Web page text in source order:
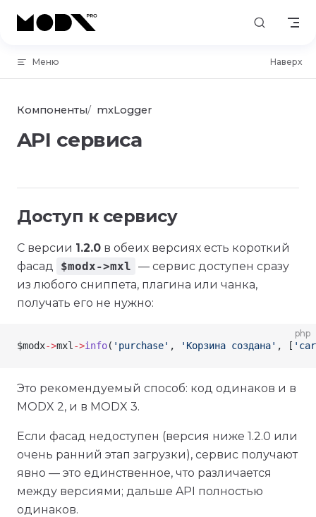
Skip to content
Меню Наверх
Компоненты mxLogger
API сервиса
Доступ к сервису
С версии 1.2.0 в обеих версиях есть короткий
фасад
$modx->mxl — сервис доступен сразу
из любого сниппета, плагина или чанка,
получать его не нужно:
php
$modx->mxl ->info( 'purchase' , 'Корзина создана' , [
Это рекомендуемый способ: код одинаков и в
MODX 2, и в MODX 3.
Если фасад недоступен (версия ниже 1.2.0 или
очень ранний этап загрузки), сервис получают
явно — это единственное, что различается
между версиями; дальше API полностью
одинаков.